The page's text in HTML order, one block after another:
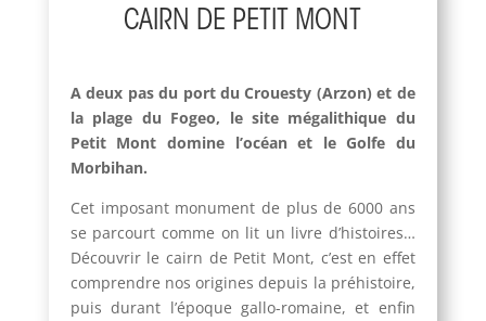
CAIRN DE PETIT MONT
A deux pas du port du Crouesty (Arzon) et de
la plage du Fogeo, le site mégalithique du
Petit Mont domine l’océan et le Golfe du
Morbihan.
Cet imposant monument de plus de 6000 ans
se parcourt comme on lit un livre d’histoires…
Découvrir le cairn de Petit Mont, c’est en effet
comprendre nos origines depuis la préhistoire,
puis durant l’époque gallo-romaine, et enfin